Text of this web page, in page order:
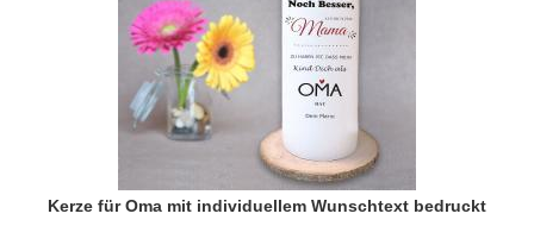
Kerze für Oma mit individuellem Wunschtext bedruckt